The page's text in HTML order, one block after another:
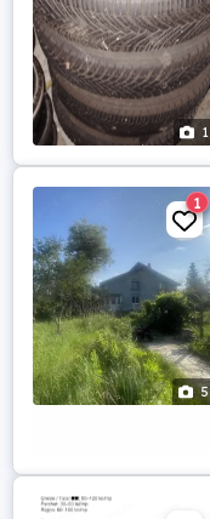
1
5
1